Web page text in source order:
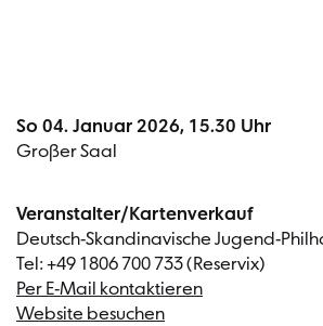
So 04. Januar 2026, 15.30 Uhr
Großer Saal
Veranstalter/Kartenverkauf
Deutsch-Skandinavische Jugend-
Tel: +49 1806 700 733 (Reservix)
Per E-Mail kontaktieren
Website besuchen